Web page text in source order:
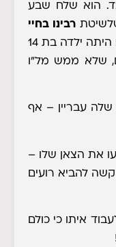
הוא שלח שבע
רבינו בחיי
היתה ילדה בת 14
שלא ממש מל"ו
עבריין – אף
את הצאן שלו –
קשה להביא רועים
איתו כי כולם